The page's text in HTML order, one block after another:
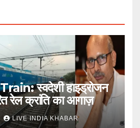
स्वदेशी हाइड्रोजन
रेल क्रांति का आगाज़
LIVE INDIA KHABAR